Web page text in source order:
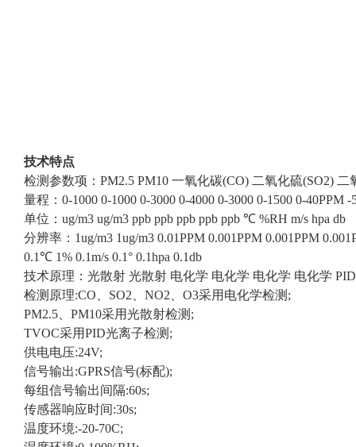
技术特点
检测参数项：PM2.5 PM10 一氧化碳(CO) 二氧化硫(SO2)
量程：0-1000 0-1000 0-3000 0-4000 0-3000 0-1500 0-40PPM
单位：ug/m3 ug/m3 ppb ppb ppb ppb ppb ℃ %RH m/s hpa db
分辨率：1ug/m3 1ug/m3 0.01PPM 0.001PPM 0.001PPM
0.1℃ 1% 0.1m/s 0.1° 0.1hpa 0.1db
技术原理：光散射 光散射 电化学 电化学 电化学 电化学 PID
检测原理:CO、SO2、NO2、O3采用电化学检测;
PM2.5、PM10采用光散射检测;
TVOC采用PID光离子检测;
供电电压:24V;
信号输出:GPRS信号(标配);
每组信号输出间隔:60s;
传感器响应时间:30s;
温度环境:-20-70C;